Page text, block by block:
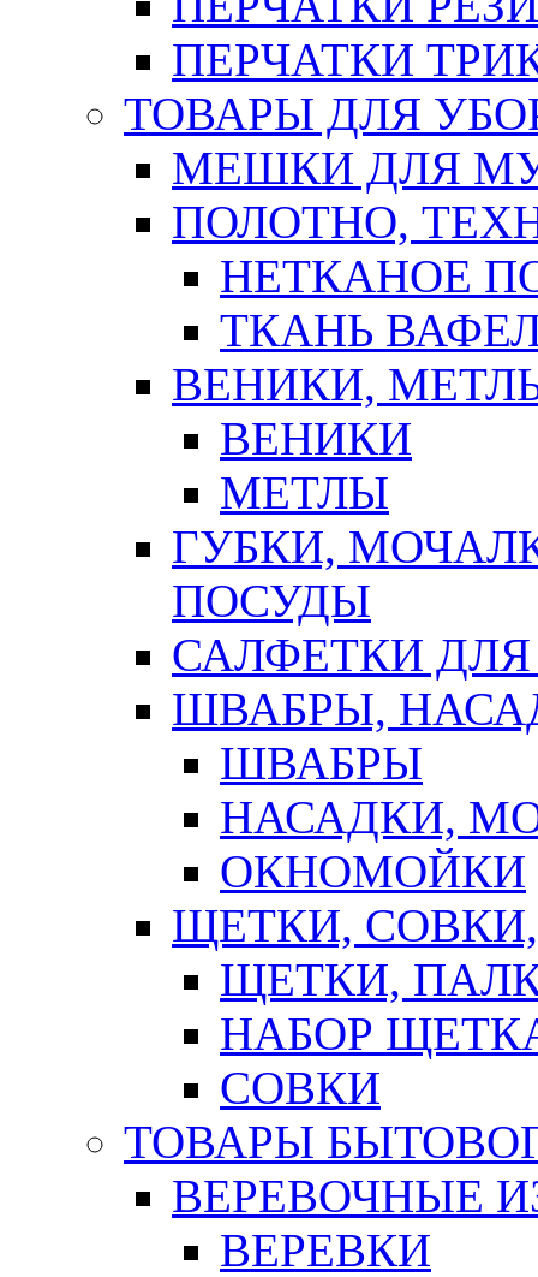
ПЕРЧАТКИ
ТОВАРЫ ДЛЯ
МЕШКИ ДЛЯ
ПОЛОТНО,
НЕТКАНОЕ
ТКАНЬ
ВЕНИКИ,
ВЕНИКИ
МЕТЛЫ
ГУБКИ,
ПОСУДЫ
САЛФЕТКИ
ШВАБРЫ,
ШВАБРЫ
НАСАДКИ,
ОКНОМОЙКИ
ЩЕТКИ,
ЩЕТКИ,
НАБОР
СОВКИ
ТОВАРЫ
ВЕРЕВОЧНЫЕ
ВЕРЕВКИ